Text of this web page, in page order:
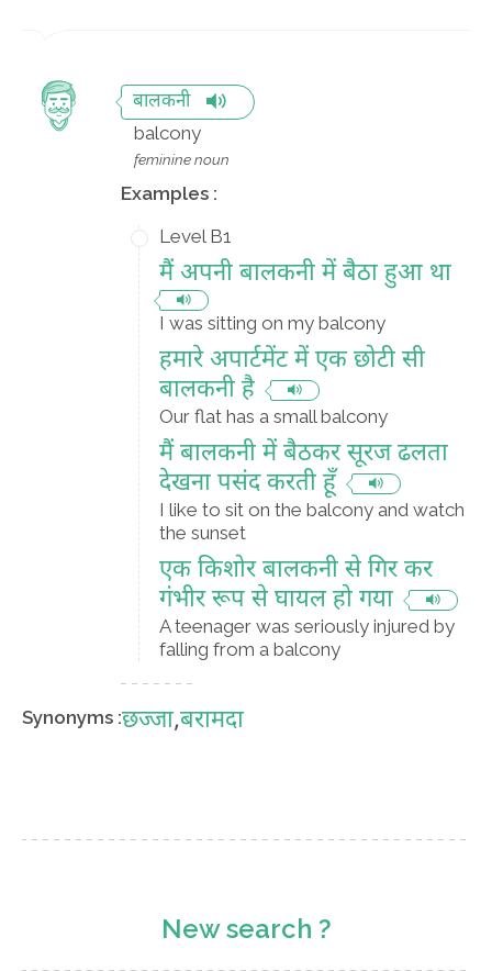
बालकनी
balcony
feminine noun
Examples :
Level B1
मैं अपनी बालकनी में बैठा हुआ था
I was sitting on my balcony
हमारे अपार्टमेंट में एक छोटी सी
बालकनी है
Our flat has a small balcony
मैं बालकनी में बैठकर सूरज ढलता
देखना पसंद करती हूँ
I like to sit on the balcony and watch
the sunset
एक किशोर बालकनी से गिर कर
गंभीर रूप से घायल हो गया
A teenager was seriously injured by
falling from a balcony
Synonyms :छज्जा,बरामदा
New search ?